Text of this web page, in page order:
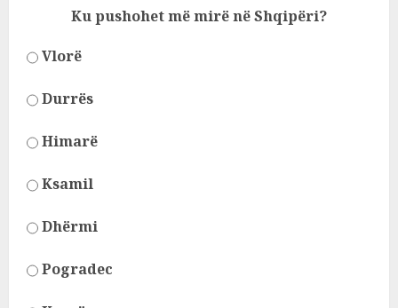
Ku pushohet më mirë në Shqipëri?
Vlorë
Durrës
Himarë
Ksamil
Dhërmi
Pogradec